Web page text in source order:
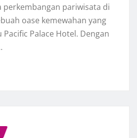
perkembangan pariwisata di
oase kemewahan yang
Palace Hotel. Dengan